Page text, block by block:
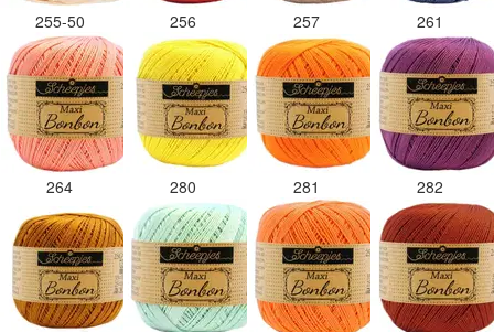
255-50 256 257 261
264 280 281 282